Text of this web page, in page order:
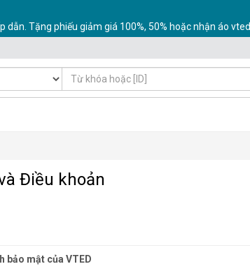
dẫn. Tặng phiếu giảm giá 100%, 50% hoặc nhận áo vted.
Điều khoản
bảo mật của VTED